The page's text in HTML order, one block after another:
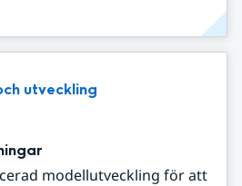
utveckling
modellutveckling för att